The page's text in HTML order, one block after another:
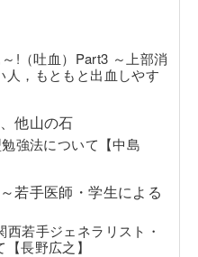
!（吐血）Part3 ～上部消
，もともと出血しやす
他山の石
強法について【中島
若手医師・学生による
若手ジェネラリスト・
長野広之】